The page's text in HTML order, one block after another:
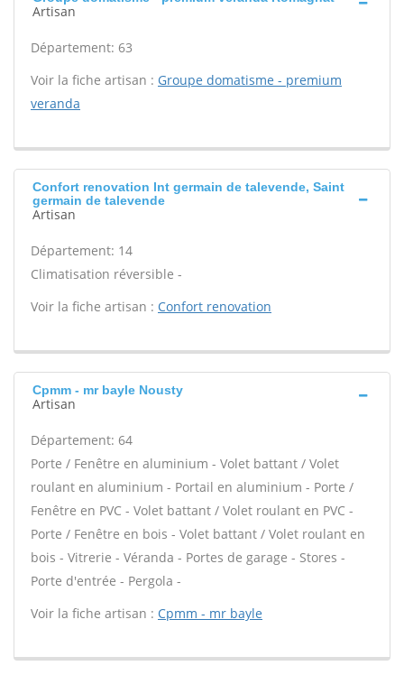
Artisan
Département: 63
Voir la fiche artisan : Groupe domatisme - premium
veranda
Confort renovation Int germain de talevende, Saint
germain de talevende
Artisan
Département: 14
Climatisation réversible -
Voir la fiche artisan : Confort renovation
Cpmm - mr bayle Nousty
Artisan
Département: 64
Porte / Fenêtre en aluminium - Volet battant / Volet
roulant en aluminium - Portail en aluminium - Porte /
Fenêtre en PVC - Volet battant / Volet roulant en PVC -
Porte / Fenêtre en bois - Volet battant / Volet roulant en
bois - Vitrerie - Véranda - Portes de garage - Stores -
Porte d'entrée - Pergola -
Voir la fiche artisan : Cpmm - mr bayle